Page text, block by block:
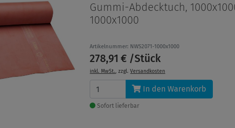
Gummi-Abdecktuch,
1000x1000
Artikelnummer: NWS2071-1000x1000
278,91 € /Stück
inkl. MwSt., zzgl.Versandkosten
In den Warenkorb
Sofort lieferbar